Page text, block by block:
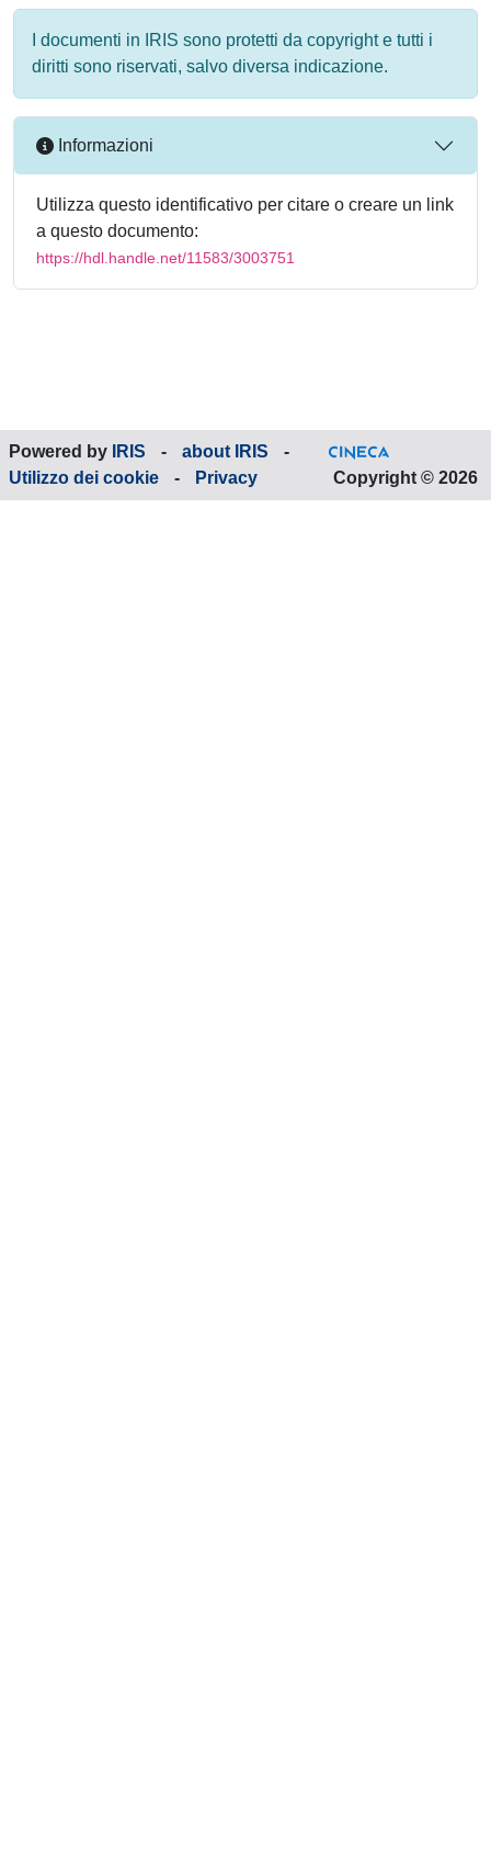
I documenti in IRIS sono protetti da copyright e tutti i
diritti sono riservati, salvo diversa indicazione.
Informazioni
Utilizza questo identificativo per citare o creare un link
a questo documento:
https://hdl.handle.net/11583/3003751
Powered by IRIS - about IRIS
-
Utilizzo dei cookie
- Privacy Copyright © 2026